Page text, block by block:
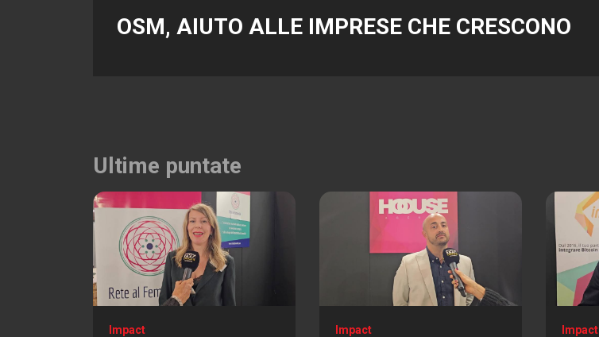
OSM, AIUTO ALLE IMPRESE CHE CRESCONO
Ultime puntate
Impact Impact Impact